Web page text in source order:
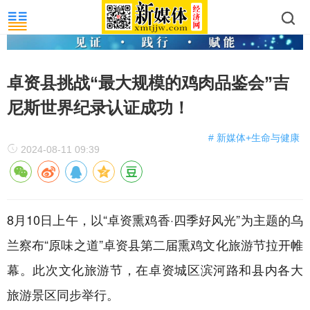
卓资县挑战“最大规模的鸡肉品鉴会”吉
尼斯世界纪录认证成功！
# 新媒体+生命与健康
2024-08-11 09:39
8月10日上午，以“卓资熏鸡香·四季好风光”为主题的乌
兰察布“原味之道”卓资县第二届熏鸡文化旅游节拉开帷
幕。此次文化旅游节，在卓资城区滨河路和县内各大
旅游景区同步举行。